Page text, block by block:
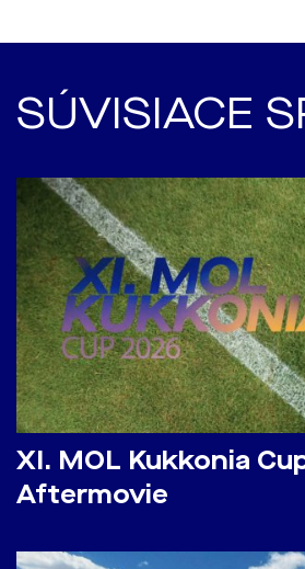
SÚVISIACE
​XI. MOL Kukkonia
Aftermovie